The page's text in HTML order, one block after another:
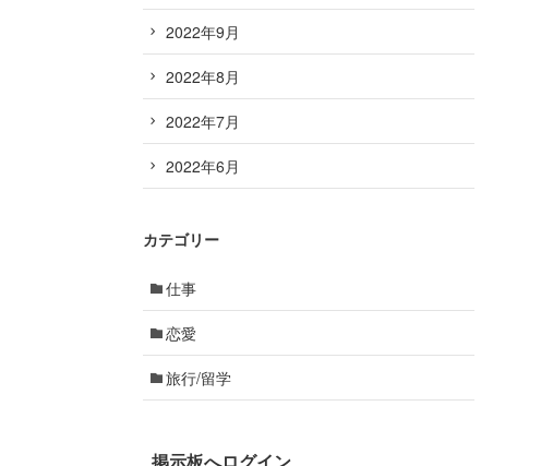
2022年9月
2022年8月
2022年7月
2022年6月
カテゴリー
仕事
恋愛
旅行/留学